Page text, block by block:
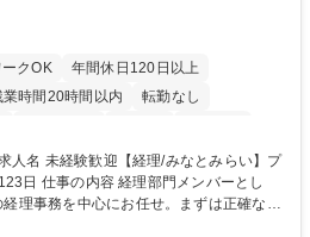
クOK
年間休日120日以上
業時間20時間以内
転勤なし
駅近5分以内 土日祝休み
服装自由
バーとし
理事務を中心にお任せ。まずは正確な入
存メンバーと一緒に業務を進めながら段